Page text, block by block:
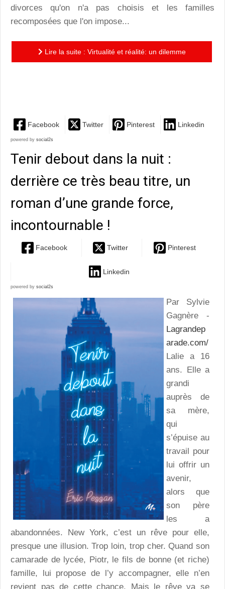
divorces qu'on n'a pas choisis et les familles
recomposées que l'on impose...
Lire la suite : Virtualité et réalité: un dilemme
Facebook Twitter Pinterest Linkedin
powered by social2s
Tenir debout dans la nuit :
derrière ce très beau titre, un
roman d’une grande force,
incontournable !
Facebook Twitter Pinterest
Linkedin
powered by social2s
Par Sylvie
Gagnère -
Lagrandep
arade.com/
Lalie a 16
ans. Elle a
grandi
auprès de
sa mère,
qui
s’épuise au
travail pour
lui offrir un
avenir,
alors que
son père
les a
abandonnées. New York, c’est un rêve pour elle,
presque une illusion. Trop loin, trop cher. Quand son
camarade de lycée, Piotr, le fils de bonne (et riche)
famille, lui propose de l’y accompagner, elle n’en
revient pas de cette chance. Mais le rêve va se